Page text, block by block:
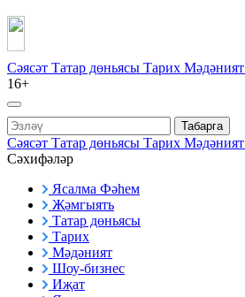
Сәясәт Татар дөньясы Тарих Мәдәният
16+
Табарга
Сәясәт Татар дөньясы Тарих Мәдәният
Сәхифәләр
Ясалма Фәһем
Җәмгыять
Татар дөньясы
Тарих
Мәдәният
Шоу-бизнес
Иҗат